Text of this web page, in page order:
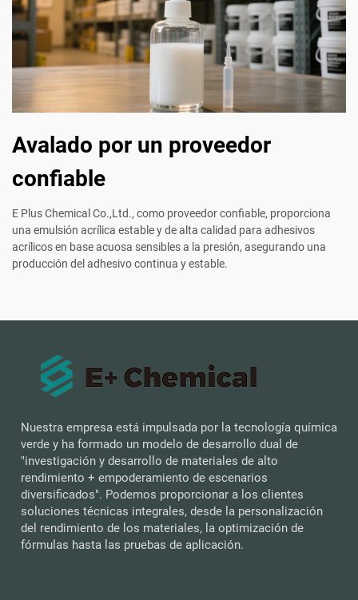
Avalado por un proveedor
confiable
E Plus Chemical Co.,Ltd., como proveedor confiable, proporciona
una emulsión acrílica estable y de alta calidad para adhesivos
acrílicos en base acuosa sensibles a la presión, asegurando una
producción del adhesivo continua y estable.
Nuestra empresa está impulsada por la tecnología química
verde y ha formado un modelo de desarrollo dual de
"investigación y desarrollo de materiales de alto
rendimiento + empoderamiento de escenarios
diversificados". Podemos proporcionar a los clientes
soluciones técnicas integrales, desde la personalización
del rendimiento de los materiales, la optimización de
fórmulas hasta las pruebas de aplicación.